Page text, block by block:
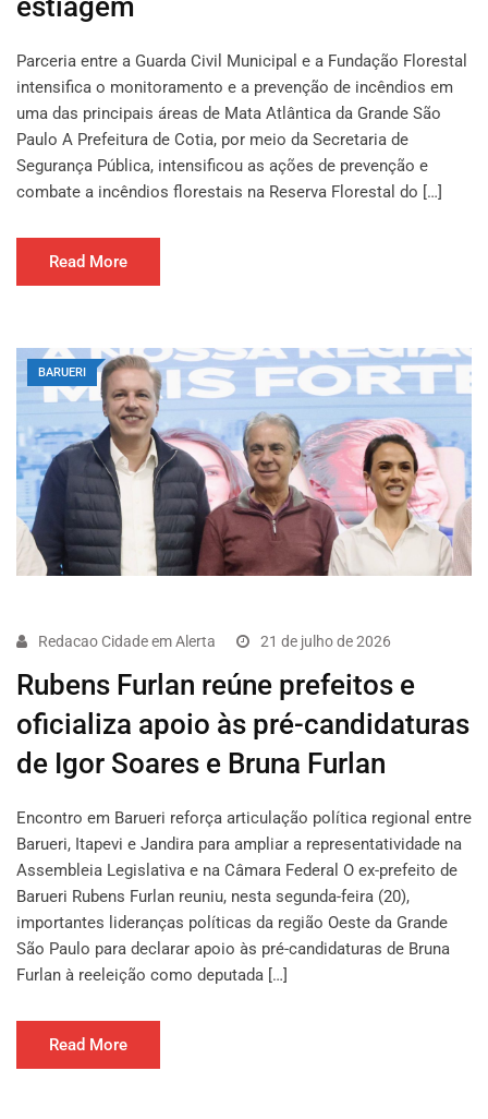
estiagem
Parceria entre a Guarda Civil Municipal e a Fundação Florestal
intensifica o monitoramento e a prevenção de incêndios em
uma das principais áreas de Mata Atlântica da Grande São
Paulo A Prefeitura de Cotia, por meio da Secretaria de
Segurança Pública, intensificou as ações de prevenção e
combate a incêndios florestais na Reserva Florestal do […]
Read More
BARUERI
Redacao Cidade em Alerta 21 de julho de 2026
Rubens Furlan reúne prefeitos e
oficializa apoio às pré-candidaturas
de Igor Soares e Bruna Furlan
Encontro em Barueri reforça articulação política regional entre
Barueri, Itapevi e Jandira para ampliar a representatividade na
Assembleia Legislativa e na Câmara Federal O ex-prefeito de
Barueri Rubens Furlan reuniu, nesta segunda-feira (20),
importantes lideranças políticas da região Oeste da Grande
São Paulo para declarar apoio às pré-candidaturas de Bruna
Furlan à reeleição como deputada […]
Read More